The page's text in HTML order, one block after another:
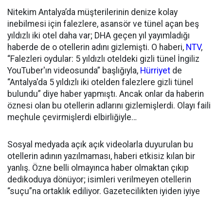
Nitekim Antalya’da müşterilerinin denize kolay
inebilmesi için falezlere, asansör ve tünel açan beş
yıldızlı iki otel daha var; DHA geçen yıl yayımladığı
haberde de o otellerin adını gizlemişti. O haberi, NTV,
“Falezleri oydular: 5 yıldızlı oteldeki gizli tünel İngiliz
YouTuber'ın videosunda” başlığıyla, Hürriyet de
“Antalya'da 5 yıldızlı iki otelden falezlere gizli tünel
bulundu” diye haber yapmıştı. Ancak onlar da haberin
öznesi olan bu otellerin adlarını gizlemişlerdi. Olayı faili
meçhule çevirmişlerdi elbirliğiyle…
Sosyal medyada açık açık videolarla duyurulan bu
otellerin adının yazılmaması, haberi etkisiz kılan bir
yanlış. Özne belli olmayınca haber olmaktan çıkıp
dedikoduya dönüyor; isimleri verilmeyen otellerin
“suçu”na ortaklık ediliyor. Gazetecilikten iyiden iyiye